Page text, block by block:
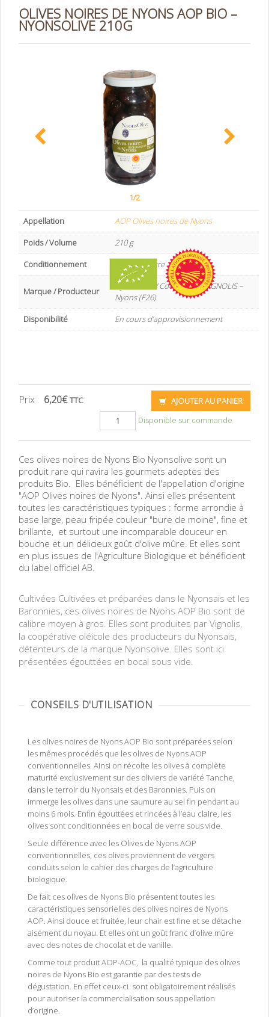
OLIVES NOIRES DE NYONS AOP BIO –
NYONSOLIVE 210G
1/2
Appellation
AOP Olives noires de Nyons
Poids / Volume
210 g
Conditionnement
Bocal de verre
Marque / Producteur
Nyonsolive / Coopérative VIGNOLIS –
Nyons (F26)
Disponibilité
En cours d’approvisionnement
Prix : 6,20€ TTC
AJOUTER AU PANIER
Disponible sur commande
Ces olives noires de Nyons Bio Nyonsolive sont un
produit rare qui ravira les gourmets adeptes des
produits Bio. Elles bénéficient de l'appellation d'origine
"AOP Olives noires de Nyons". Ainsi elles présentent
toutes les caractéristiques typiques : forme arrondie à
base large, peau fripée couleur "bure de moine", fine et
brillante, et surtout une incomparable douceur en
bouche et un délicieux goût d'olive mûre. Et elles sont
en plus issues de l'Agriculture Biologique et bénéficient
du label officiel AB.
Cultivées Cultivées et préparées dans le Nyonsais et les
Baronnies, ces olives noires de Nyons AOP Bio sont de
calibre moyen à gros. Elles sont produites par Vignolis,
la coopérative oléicole des producteurs du Nyonsais,
détenteurs de la marque Nyonsolive. Elles sont ici
présentées égouttées en bocal sous vide.
CONSEILS D'UTILISATION
Les olives noires de Nyons AOP Bio sont préparées selon
les mêmes procédés que les olives de Nyons AOP
conventionnelles. Ainsi on récolte les olives à complète
maturité exclusivement sur des oliviers de variété Tanche,
dans le terroir du Nyonsais et des Baronnies. Puis on
immerge les olives dans une saumure au sel fin pendant au
moins 6 mois. Enfin égouttées et rincées à l’eau claire, les
olives sont conditionnées en bocal de verre sous vide.
Seule différence avec les Olives de Nyons AOP
conventionnelles, ces olives proviennent de vergers
conduits selon le cahier des charges de l’agriculture
biologique.
De fait ces olives de Nyons Bio présentent toutes les
caractéristiques sensorielles des olives noires de Nyons
AOP. Ainsi douce et fruitée, leur chair est fine et se détache
aisément du noyau. Et elles ont un goût franc d’olive mûre
avec des notes de chocolat et de vanille.
Comme tout produit AOP-AOC, la qualité typique des olives
noires de Nyons Bio est garantie par des tests de
dégustation. En effet ceux-ci sont obligatoirement réalisés
pour autoriser la commercialisation sous appellation
d’origine.